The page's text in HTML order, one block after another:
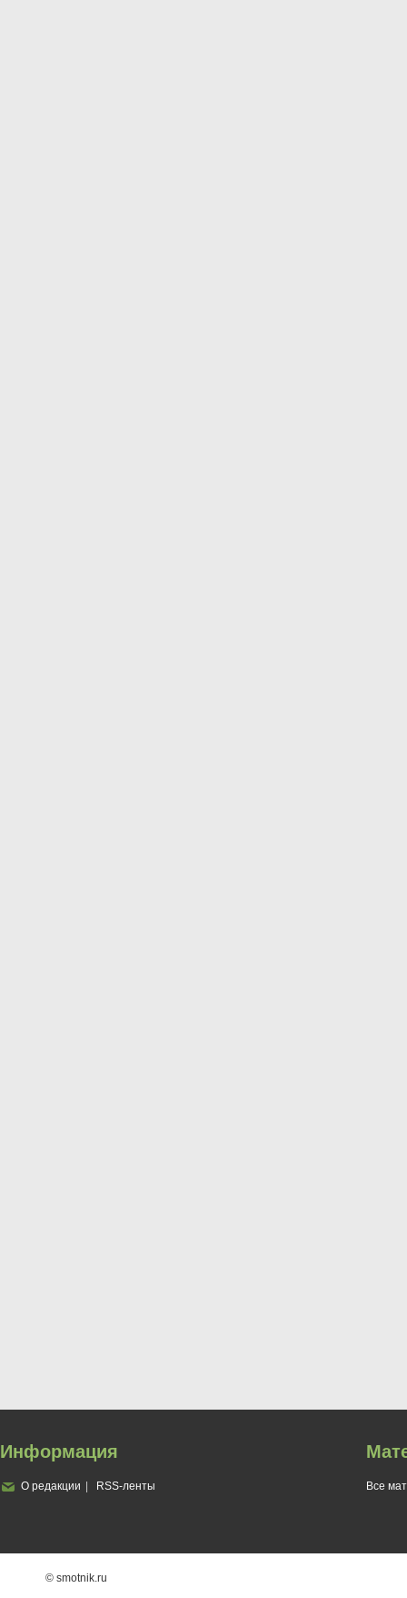
Информация
О редакции RSS-ленты Все
© smotnik.ru